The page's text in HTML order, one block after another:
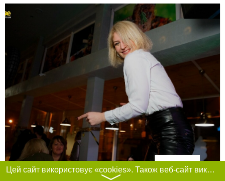
Фільтри
Цей сайт використовує «cookies». Також веб-сайт використовує інтернет-сервіс для збору технічних даних стосовно відвідувачів з метою отримання маркетингової та статистичної інформації. Умови обробки даних відвідувачів сайту див.
〉